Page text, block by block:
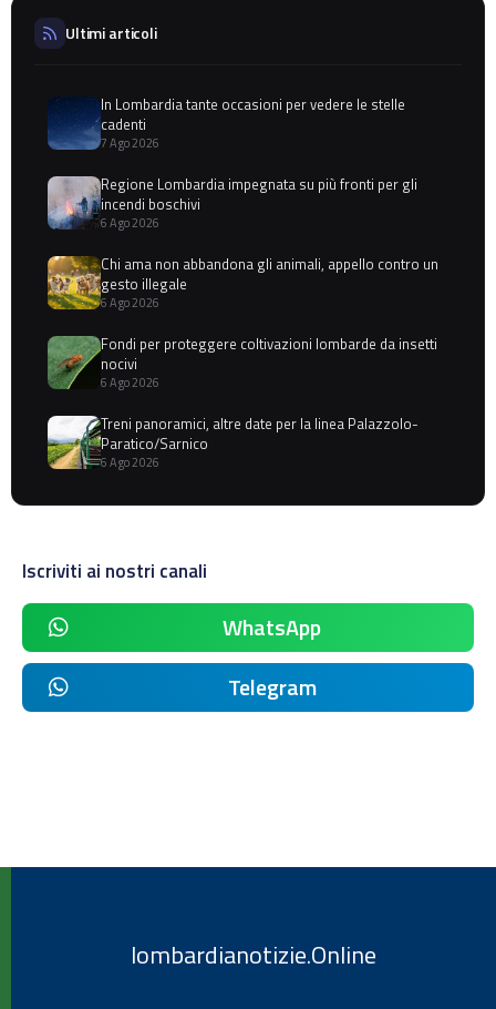
Ultimi articoli
In Lombardia tante occasioni per vedere le stelle
cadenti
7 Ago 2026
Regione Lombardia impegnata su più fronti per gli
incendi boschivi
6 Ago 2026
Chi ama non abbandona gli animali, appello contro un
gesto illegale
6 Ago 2026
Fondi per proteggere coltivazioni lombarde da insetti
nocivi
6 Ago 2026
Treni panoramici, altre date per la linea Palazzolo-
Paratico/Sarnico
6 Ago 2026
Iscriviti ai nostri canali
WhatsApp
Telegram
lombardianotizie.Online